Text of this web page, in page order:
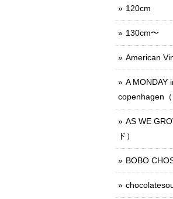
120cm
130cm〜
American
A MONDAY
copenhagen（
AS WE
ド）
BOBO